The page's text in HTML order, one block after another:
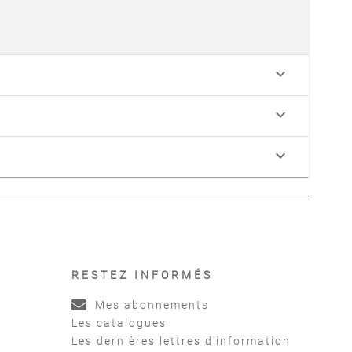
keyboard_arrow_down
keyboard_arrow_down
keyboard_arrow_down
RESTEZ INFORMÉS
Mes abonnements
Les catalogues
Les dernières lettres d'information